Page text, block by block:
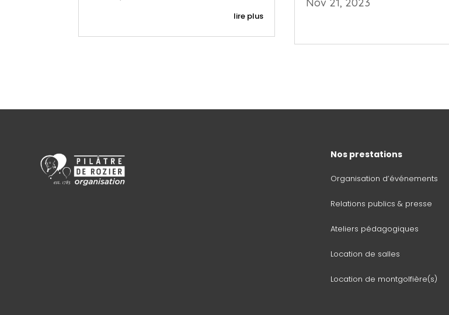
lire plus
Nos prestations
Organisation d’événements
Relations publics & presse
Ateliers pédagogiques
Location de salles
Location de montgolfière(s)